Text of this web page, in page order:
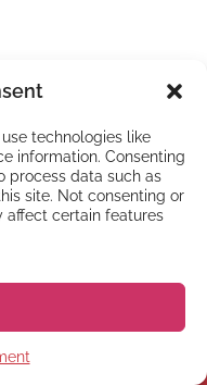
technologies like
information. Consenting
process data such as
site. Not consenting or
affect certain features
för